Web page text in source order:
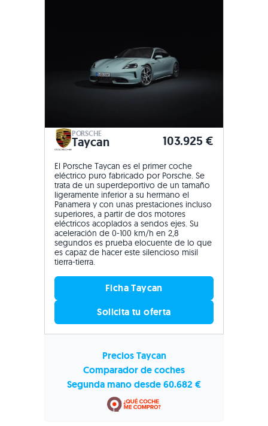
PORSCHE
Taycan 103.925 €
El Porsche Taycan es el primer coche
eléctrico puro fabricado por Porsche. Se
trata de un superdeportivo de un tamaño
ligeramente inferior a su hermano el
Panamera y con unas prestaciones incluso
superiores, a partir de dos motores
eléctricos acoplados a sendos ejes. Su
aceleración de 0-100 km/h en 2,8
segundos es prueba elocuente de lo que
es capaz de hacer este silencioso misil
tierra-tierra.
Ficha Taycan
Solicita tu oferta
Precios Taycan
Comparador de coches
Segunda mano desde 60.682 €